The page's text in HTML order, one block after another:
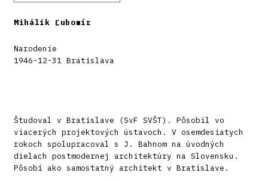
Mihálik Ľubomír
Narodenie
1946-12-31 Bratislava
Študoval v Bratislave (SvF SVŠT). Pôsobil vo
viacerých projektových ústavoch. V osemdesiatych
rokoch spolupracoval s J. Bahnom na úvodných
dielach postmodernej architektúry na Slovensku.
Pôsobí ako samostatný architekt v Bratislave.